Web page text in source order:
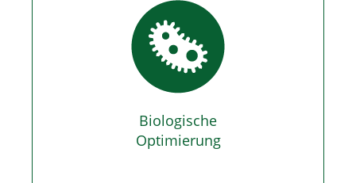
Biologische
Optimierung